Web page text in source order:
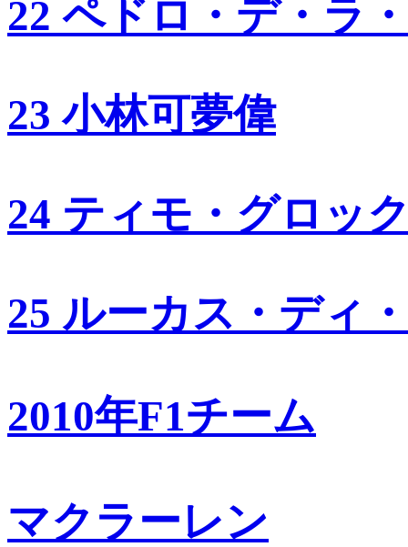
22 ペドロ・デ・ラ
23 小林可夢偉
24 ティモ・グロッ
25 ルーカス・ディ
2010年F1チーム
マクラーレン